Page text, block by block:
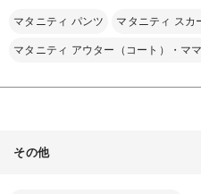
マタニティ パンツ マタニティ スカ
マタニティ アウター（コート）・マ
その他